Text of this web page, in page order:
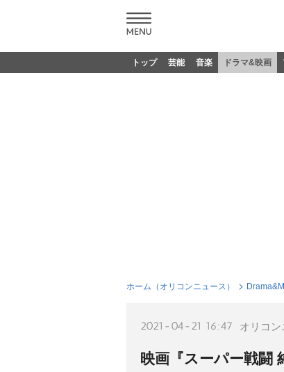
トップ 芸能 音楽 ドラマ&映画
ホーム（オリコンニュース）
2021-04-21 16:47 オリコン
映画『スーパー戦闘